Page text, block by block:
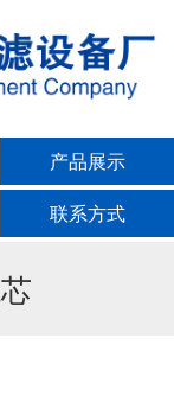
产品展示
联系方式